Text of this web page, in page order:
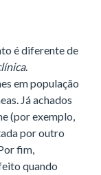
é diferente de
.
em população
Já achados
(por exemplo,
por outro
fim,
quando